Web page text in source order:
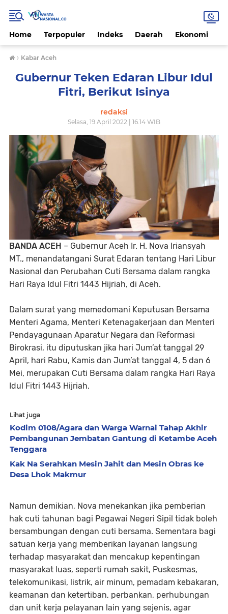
Home Terpopuler Indeks Daerah Ekonomi
› Kabar Aceh
Gubernur Teken Edaran Libur Idul
Fitri, Berikut Isinya
redaksi
Selasa, 19 April 2022 | 16.14 WIB
BANDA ACEH – Gubernur Aceh Ir. H. Nova Iriansyah
MT., menandatangani Surat Edaran tentang Hari Libur
Nasional dan Perubahan Cuti Bersama dalam rangka
Hari Raya Idul Fitri 1443 Hijriah, di Aceh.
Dalam surat yang memedomani Keputusan Bersama
Menteri Agama, Menteri Ketenagakerjaan dan Menteri
Pendayagunaan Aparatur Negara dan Reformasi
Birokrasi, itu diputuskan jika hari Jum’at tanggal 29
April, hari Rabu, Kamis dan Jum’at tanggal 4, 5 dan 6
Mei, merupakan Cuti Bersama dalam rangka Hari Raya
Idul Fitri 1443 Hijriah.
Lihat juga
Kodim 0108/Agara dan Warga Warnai Tahap Akhir
Pembangunan Jembatan Gantung di Ketambe Aceh
Tenggara
Kak Na Serahkan Mesin Jahit dan Mesin Obras ke
Desa Lhok Makmur
Namun demikian, Nova menekankan jika pemberian
hak cuti tahunan bagi Pegawai Negeri Sipil tidak boleh
bersambungan dengan cuti bersama. Sementara bagi
satuan kerja yang memberikan layanan langsung
terhadap masyarakat dan mencakup kepentingan
masyarakat luas, seperti rumah sakit, Puskesmas,
telekomunikasi, listrik, air minum, pemadam kebakaran,
keamanan dan ketertiban, perbankan, perhubungan
dan unit kerja pelayanan lain yang sejenis, agar